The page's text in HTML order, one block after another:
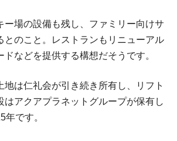
ー場の設備も残し、ファミリー向けサ
とのこと。レストランもリニューアル
ドなどを提供する構想だそうです。
地は仁礼会が引き続き所有し、リフト
はアクアプラネットグループが保有し
年です。